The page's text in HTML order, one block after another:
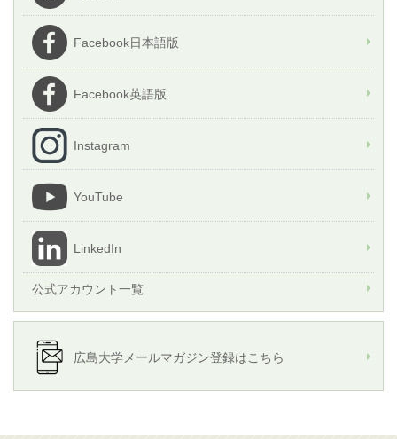
Facebook日本語版
Facebook英語版
Instagram
YouTube
LinkedIn
公式アカウント一覧
広島大学メールマガジン登録はこちら